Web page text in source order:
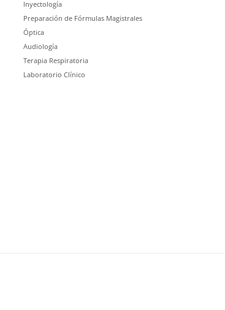
Inyectología
Preparación de Fórmulas Magistrales
Óptica
Audiología
Terapia Respiratoria
Laboratorio Clínico